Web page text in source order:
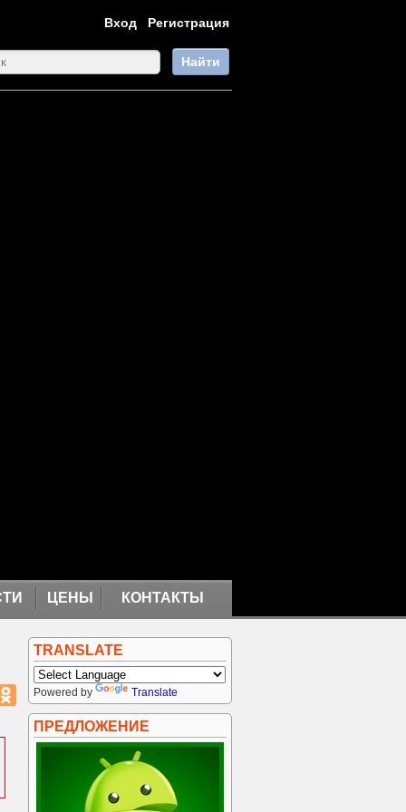
Вход Регистрация
Найти
ЦЕНЫ КОНТАКТЫ
TRANSLATE
Powered by Translate
ПРЕДЛОЖЕНИЕ